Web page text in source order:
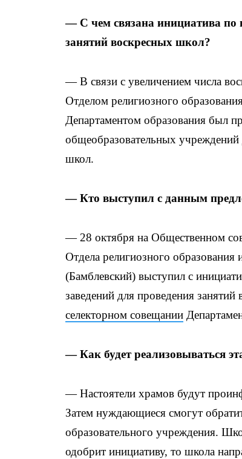
— C чем связана инициатива
занятий воскресных школ?
— В связи с увеличением числа
Отделом религиозного
Департаментом образования был
общеобразовательных учреждений
школ.
— Кто выступил с данным
— 28 октября на Общественном
Отдела религиозного
(Бамблевский) выступил с
заведений для проведения
селекторном совещании
— Как будет реализовываться
— Настоятели храмов будут
Затем нуждающиеся смогут
образовательного учреждения.
одобрит инициативу, то школа